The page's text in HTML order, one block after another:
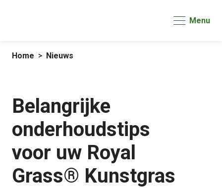
Menu
Home Nieuws
Belangrijke
onderhoudstips
voor uw Royal
Grass® Kunstgras